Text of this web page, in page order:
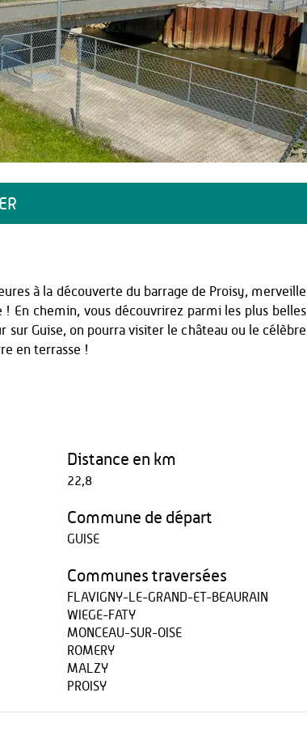
à la découverte du barrage de Proisy, merveille
En chemin, vous découvrirez parmi les plus belles
Guise, on pourra visiter le château ou le célèbre
en terrasse !
Distance en km
22,8
Commune de départ
GUISE
Communes traversées
FLAVIGNY-LE-GRAND-ET-BEAURAIN
WIEGE-FATY
MONCEAU-SUR-OISE
ROMERY
MALZY
PROISY